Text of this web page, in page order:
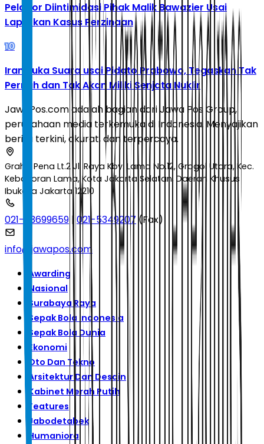
Pelapor Diintimidasi Pihak Malik Bawazier Usai
Laporkan Kasus Perzinaan
10
Iran Buka Suara usai Pidato Prabowo, Tegaskan Tak
Pernah dan Tak Akan Miliki Senjata Nuklir
JawaPos.com adalah bagian dari Jawa Pos Group,
perusahaan media terkemuka di Indonesia. Menyajikan
berita terkini, akurat, dan terpercaya.
Graha Pena Lt.2 Jl. Raya Kby. Lama No.12, Grogol Utara, Kec.
Kebayoran Lama, Kota Jakarta Selatan, Daerah Khusus
Ibukota Jakarta 12210
021-53699659 | 021-5349207 (Fax)
info@jawapos.com
Awarding
Nasional
Surabaya Raya
Sepak Bola Indonesia
Sepak Bola Dunia
Ekonomi
Oto Dan Tekno
Arsitektur Dan Desain
Kabinet Merah Putih
Features
Jabodetabek
Humaniora